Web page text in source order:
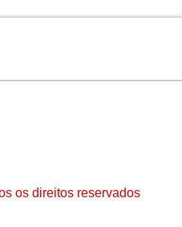
os direitos reservados